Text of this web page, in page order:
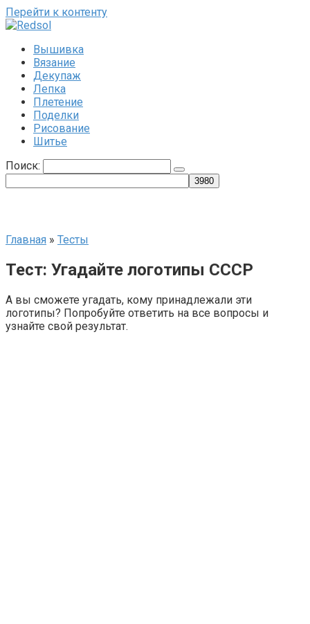
Перейти к контенту
Вышивка
Вязание
Декупаж
Лепка
Плетение
Поделки
Рисование
Шитье
Поиск:
Главная » Тесты
Тест: Угадайте логотипы СССР
А вы сможете угадать, кому принадлежали эти
логотипы? Попробуйте ответить на все вопросы и
узнайте свой результат.